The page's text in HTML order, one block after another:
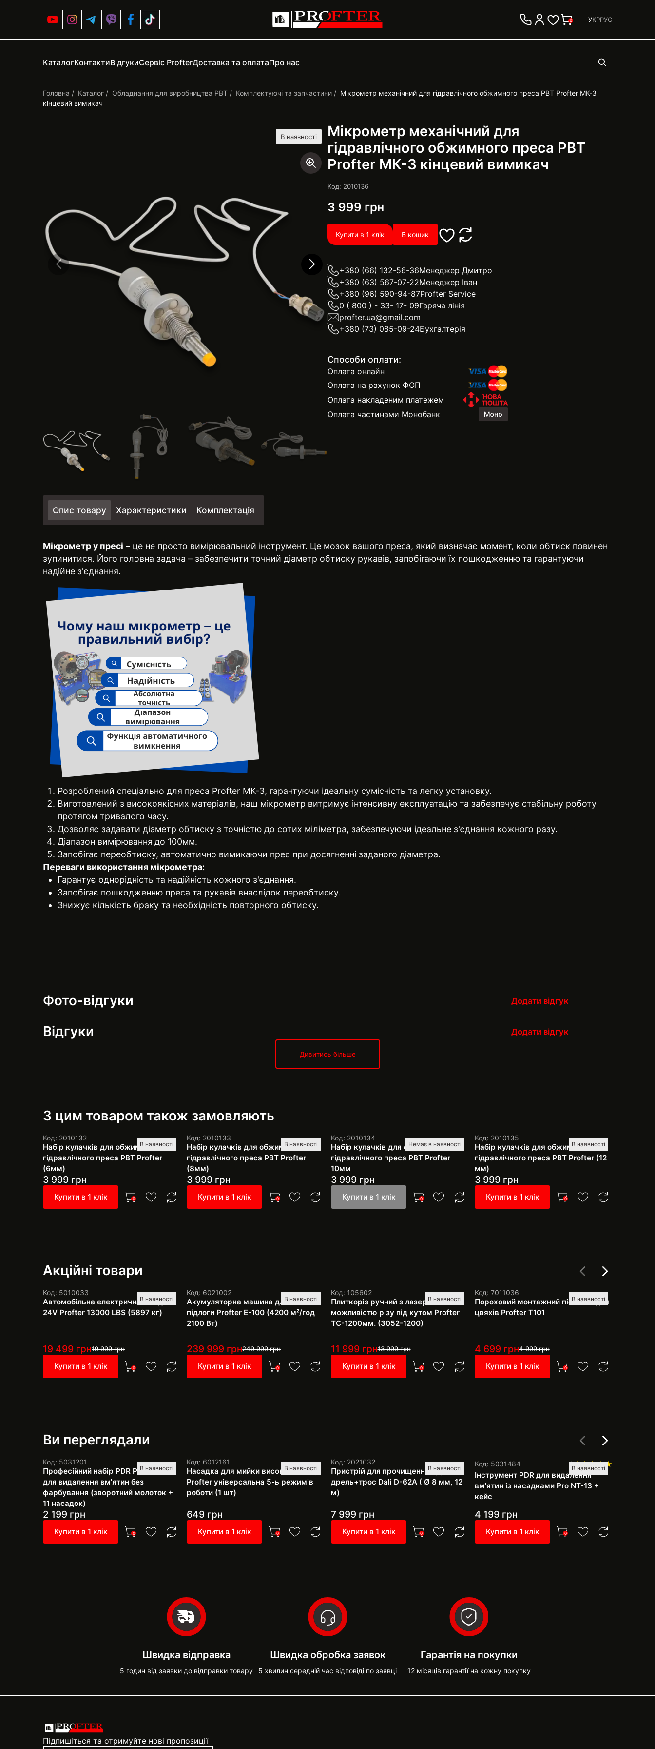
0 УКРРУС
КаталогКонтактиВідгукиСервіс ProfterДоставка та оплатаПро нас
Головна Каталог Обладнання для виробництва РВТ Комплектуючі та запчастини
Мікрометр механічний для гідравлічного обжимного преса РВТ Profter МК-3
кінцевий вимикач
В наявності
Мікрометр механічний для
гідравлічного обжимного преса РВТ
Profter МК-3 кінцевий вимикач
Код: 2010136
3 999 грн
Купити в 1 клік В кошик
+380 (66) 132-56-36Менеджер Дмитро
+380 (63) 567-07-22Менеджер Іван
+380 (96) 590-94-87Profter Service
0 ( 800 ) - 33- 17- 09Гаряча лінія
profter.ua@gmail.com
+380 (73) 085-09-24Бухгалтерія
Способи оплати:
Оплата онлайн
Оплата на рахунок ФОП
Оплата накладеним платежем
Оплата частинами Монобанк
Опис товару Характеристики Комплектація
Мікрометр у пресі – це не просто вимірювальний інструмент. Це мозок вашого преса, який визначає момент, коли обтиск повинен
зупинитися. Його головна задача – забезпечити точний діаметр обтиску рукавів, запобігаючи їх пошкодженню та гарантуючи
надійне з'єднання.
Розроблений спеціально для преса Profter МК-3, гарантуючи ідеальну сумісність та легку установку.
Виготовлений з високоякісних матеріалів, наш мікрометр витримує інтенсивну експлуатацію та забезпечує стабільну роботу
протягом тривалого часу.
Дозволяє задавати діаметр обтиску з точністю до сотих міліметра, забезпечуючи ідеальне з'єднання кожного разу.
Діапазон вимірювання до 100мм.
Запобігає переобтиску, автоматично вимикаючи прес при досягненні заданого діаметра.
Переваги використання мікрометра:
Гарантує однорідність та надійність кожного з'єднання.
Запобігає пошкодженню преса та рукавів внаслідок переобтиску.
Знижує кількість браку та необхідність повторного обтиску.
Фото-відгуки Додати відгук
Відгуки Додати відгук
Дивитись більше
З цим товаром також замовляють
В наявності
Код: 2010132
Набір кулачків для обжимного
гідравлічного преса РВТ Profter
(6мм)
3 999 грн
Купити в 1 клік 0
В наявності
Код: 2010133
Набір кулачків для обжимного
гідравлічного преса РВТ Profter
(8мм)
3 999 грн
Купити в 1 клік 0
Немає в наявності
Код: 2010134
Набір кулачків для обжимного
гідравлічного преса РВТ Profter
10мм
3 999 грн
Купити в 1 клік 0
В наявності
Код: 2010135
Набір кулачків для обжимного
гідравлічного преса РВТ Profter (12
мм)
3 999 грн
Купити в 1 клік 0
Акційні товари
В наявності
Код: 5010033
Автомобільна електрична лебідка
24V Profter 13000 LBS (5897 кг)
19 499 грн19 999грн
Купити в 1 клік 0
В наявності
Код: 6021002
Акумуляторна машина для миття
підлоги Profter E-100 (4200 м²/год
2100 Вт)
239 999 грн249 999грн
Купити в 1 клік 0
В наявності
Код: 105602
Плиткоріз ручний з лазером та
можливістю різу під кутом Profter
TC-1200мм. (3052-1200)
11 999 грн13 999грн
Купити в 1 клік 0
В наявності
Код: 7011036
Пороховий монтажний пістолет для
цвяхів Profter Т101
4 699 грн4 999грн
Купити в 1 клік 0
Ви переглядали
В наявності
Код: 5031201
Професійний набір PDR Pro SH-4
для видалення вм'ятин без
фарбування (зворотний молоток +
11 насадок)
2 199 грн
Купити в 1 клік 0
В наявності
Код: 6012161
Насадка для мийки високого тиску
Profter універсальна 5-ь режимів
роботи (1 шт)
649 грн
Купити в 1 клік 0
В наявності
Код: 2021032
Пристрій для прочищення труб
дрель+трос Dali D-62A ( Ø 8 мм, 12
м)
7 999 грн
Купити в 1 клік 0
В наявності
Код: 5031484 1
Інструмент PDR для видалення
вм'ятин із насадками Pro NT-13 +
кейс
4 199 грн
Купити в 1 клік 0
Швидка відправка
5 годин від заявки до відправки товару
Швидка обробка заявок
5 хвилин середній час відповіді по заявці
Гарантія на покупки
12 місяців гарантії на кожну покупку
Підпишіться та отримуйте нові пропозиції